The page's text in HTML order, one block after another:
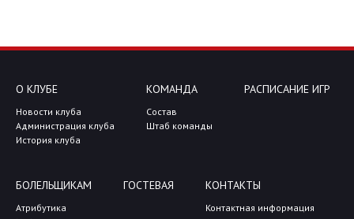
О КЛУБЕ
Новости клуба
Администрация клуба
История клуба
КОМАНДА
Состав
Штаб команды
РАСПИСАНИЕ ИГР
БОЛЕЛЬЩИКАМ
Атрибутика
ГОСТЕВАЯ КОНТАКТЫ
Контактная информация